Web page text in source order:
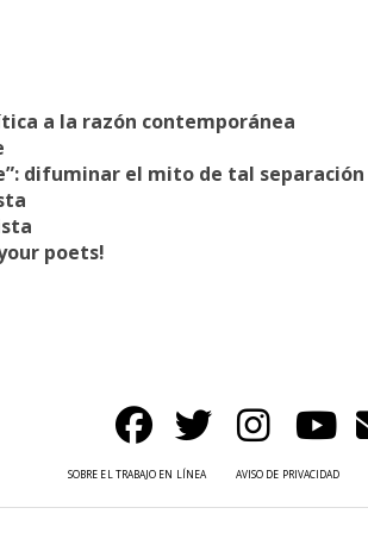
a la razón contemporánea
difuminar el mito de tal separación
poets!
SOBRE EL TRABAJO EN LÍNEA AVISO DE PRIVACIDAD